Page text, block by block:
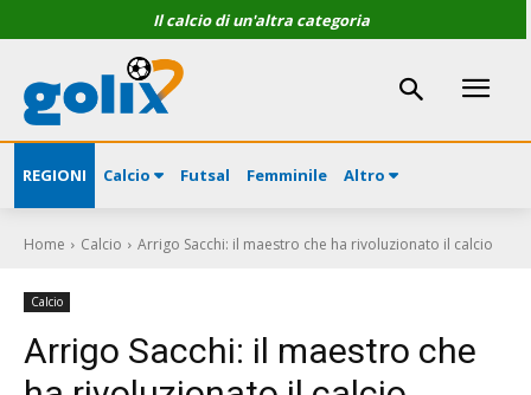
Il calcio di un'altra categoria
REGIONI Calcio Futsal Femminile Altro
Home Calcio Arrigo Sacchi: il maestro che ha rivoluzionato il calcio
Calcio
Arrigo Sacchi: il maestro che